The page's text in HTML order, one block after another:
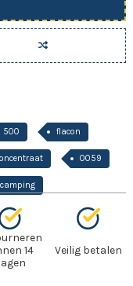
500 flacon
0059
camping
14
Veilig betalen